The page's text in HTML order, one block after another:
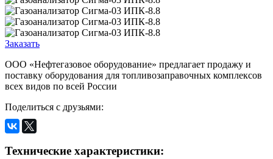
Заказать
ООО «Нефтегазовое оборудование» предлагает продажу и
поставку оборудования для топливозаправочных комплексов
всех видов по всей России
Поделиться с друзьями:
Технические характеристики: